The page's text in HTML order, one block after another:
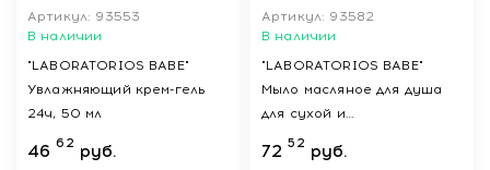
Артикул: 93553
В наличии
"LABORATORIOS BABE"
Увлажняющий крем-гель
24ч, 50 мл
46 62 руб.
Артикул: 93582
В наличии
"LABORATORIOS BABE"
Мыло масляное для душа
для сухой и
чувствительной кожи,
500мл
72 52 руб.